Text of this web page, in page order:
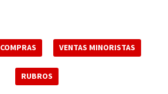
COMPRAS VENTAS MINORISTAS
RUBROS